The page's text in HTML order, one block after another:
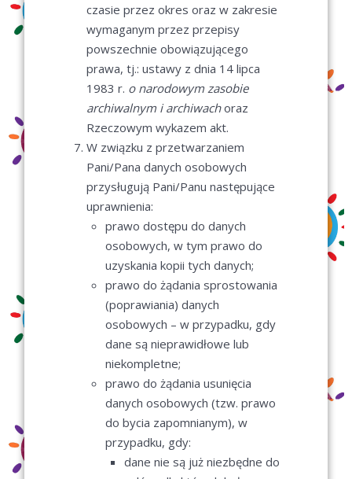
czasie przez okres oraz w zakresie
wymaganym przez przepisy
powszechnie obowiązującego
prawa, tj.: ustawy z dnia 14 lipca
1983 r. o narodowym zasobie
archiwalnym i archiwachoraz
Rzeczowym wykazem akt.
W związku z przetwarzaniem
Pani/Pana danych osobowych
przysługują Pani/Panu następujące
uprawnienia:
prawo dostępu do danych
osobowych, w tym prawo do
uzyskania kopii tych danych;
prawo do żądania sprostowania
(poprawiania) danych
osobowych – w przypadku, gdy
dane są nieprawidłowe lub
niekompletne;
prawo do żądania usunięcia
danych osobowych (tzw. prawo
do bycia zapomnianym), w
przypadku, gdy:
dane nie są już niezbędne do